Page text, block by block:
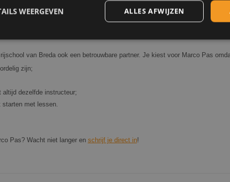
van Breda ook een betrouwbare partner. Je kiest voor Marco Pas
zijn;
altijd dezelfde instructeur;
starten met lessen.
Pas? Wacht niet langer en schrijf je direct in!
ALLES AFWIJZEN
WEERGEVEN
Strikt noodzakelijk Prestatie Targeting
cookies maken de kernfunctionaliteiten van de website mogelijk, zoals
De website kan niet goed worden gebruikt zonder de strikt noodzakelijke cookies.
Domein